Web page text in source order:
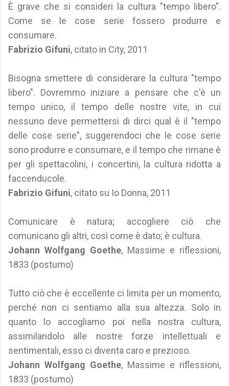
È grave che si consideri la cultura "tempo libero".
Come se le cose serie fossero produrre e
consumare.
Fabrizio Gifuni, citato in City, 2011
Bisogna smettere di considerare la cultura "tempo
libero". Dovremmo iniziare a pensare che c'è un
tempo unico, il tempo delle nostre vite, in cui
nessuno deve permettersi di dirci qual è il "tempo
delle cose serie", suggerendoci che le cose serie
sono produrre e consumare, e il tempo che rimane è
per gli spettacolini, i concertini, la cultura ridotta a
faccenducole.
Fabrizio Gifuni, citato su Io Donna, 2011
Comunicare è natura; accogliere ciò che
comunicano gli altri, così come è dato; è cultura.
Johann Wolfgang Goethe, Massime e riflessioni,
1833 (postumo)
Tutto ciò che è eccellente ci limita per un momento,
perché non ci sentiamo alla sua altezza. Solo in
quanto lo accogliamo poi nella nostra cultura,
assimilandolo alle nostre forze intellettuali e
sentimentali, esso ci diventa caro e prezioso.
Johann Wolfgang Goethe, Massime e riflessioni,
1833 (postumo)